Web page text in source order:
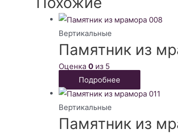
Вертикальные
Памятник из
Оценка 0 из 5
Подробнее
Вертикальные
Памятник из